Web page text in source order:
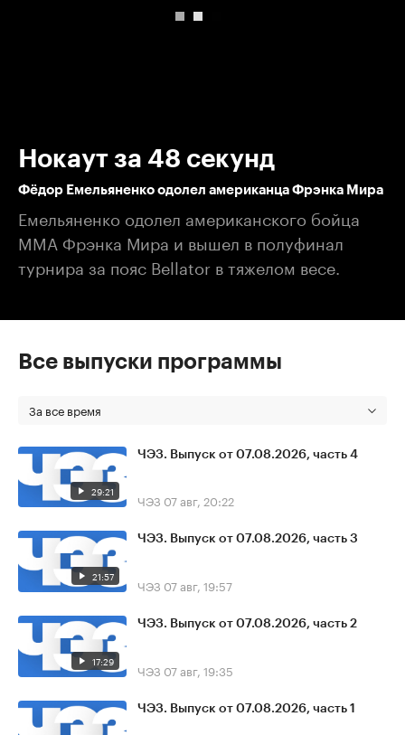
Нокаут за 48 секунд
Фёдор Емельяненко одолел американца Фрэнка Мира
Емельяненко одолел американского бойца
MMA Фрэнка Мира и вышел в полуфинал
турнира за пояс Bellator в тяжелом весе.
Все выпуски программы
За все время
29:21
ЧЭЗ. Выпуск от 07.08.2026, часть 4
ЧЭЗ 07 авг, 20:22
21:57
ЧЭЗ. Выпуск от 07.08.2026, часть 3
ЧЭЗ 07 авг, 19:57
17:29
ЧЭЗ. Выпуск от 07.08.2026, часть 2
ЧЭЗ 07 авг, 19:35
ЧЭЗ. Выпуск от 07.08.2026, часть 1